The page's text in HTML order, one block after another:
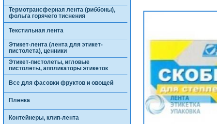
Термотрансферная лента (риббоны),
фольга горячего тиснения
Текстильная лента
Этикет-лента (лента для этикет-
пистолета), ценники
Этикет-пистолеты, игловые
пистолеты, аппликаторы этикеток
Все для фасовки фруктов и овощей
Пленка
Контейнеры, клип-лента